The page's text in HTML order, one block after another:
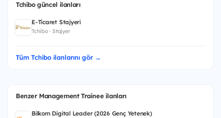
Tchibo güncel ilanları
E-Ticaret Stajyeri
Tchibo · Stajyer
Tüm Tchibo ilanlarını gör →
Benzer Management Trainee ilanları
Bilkom Digital Leader (2026 Genç Yetenek)